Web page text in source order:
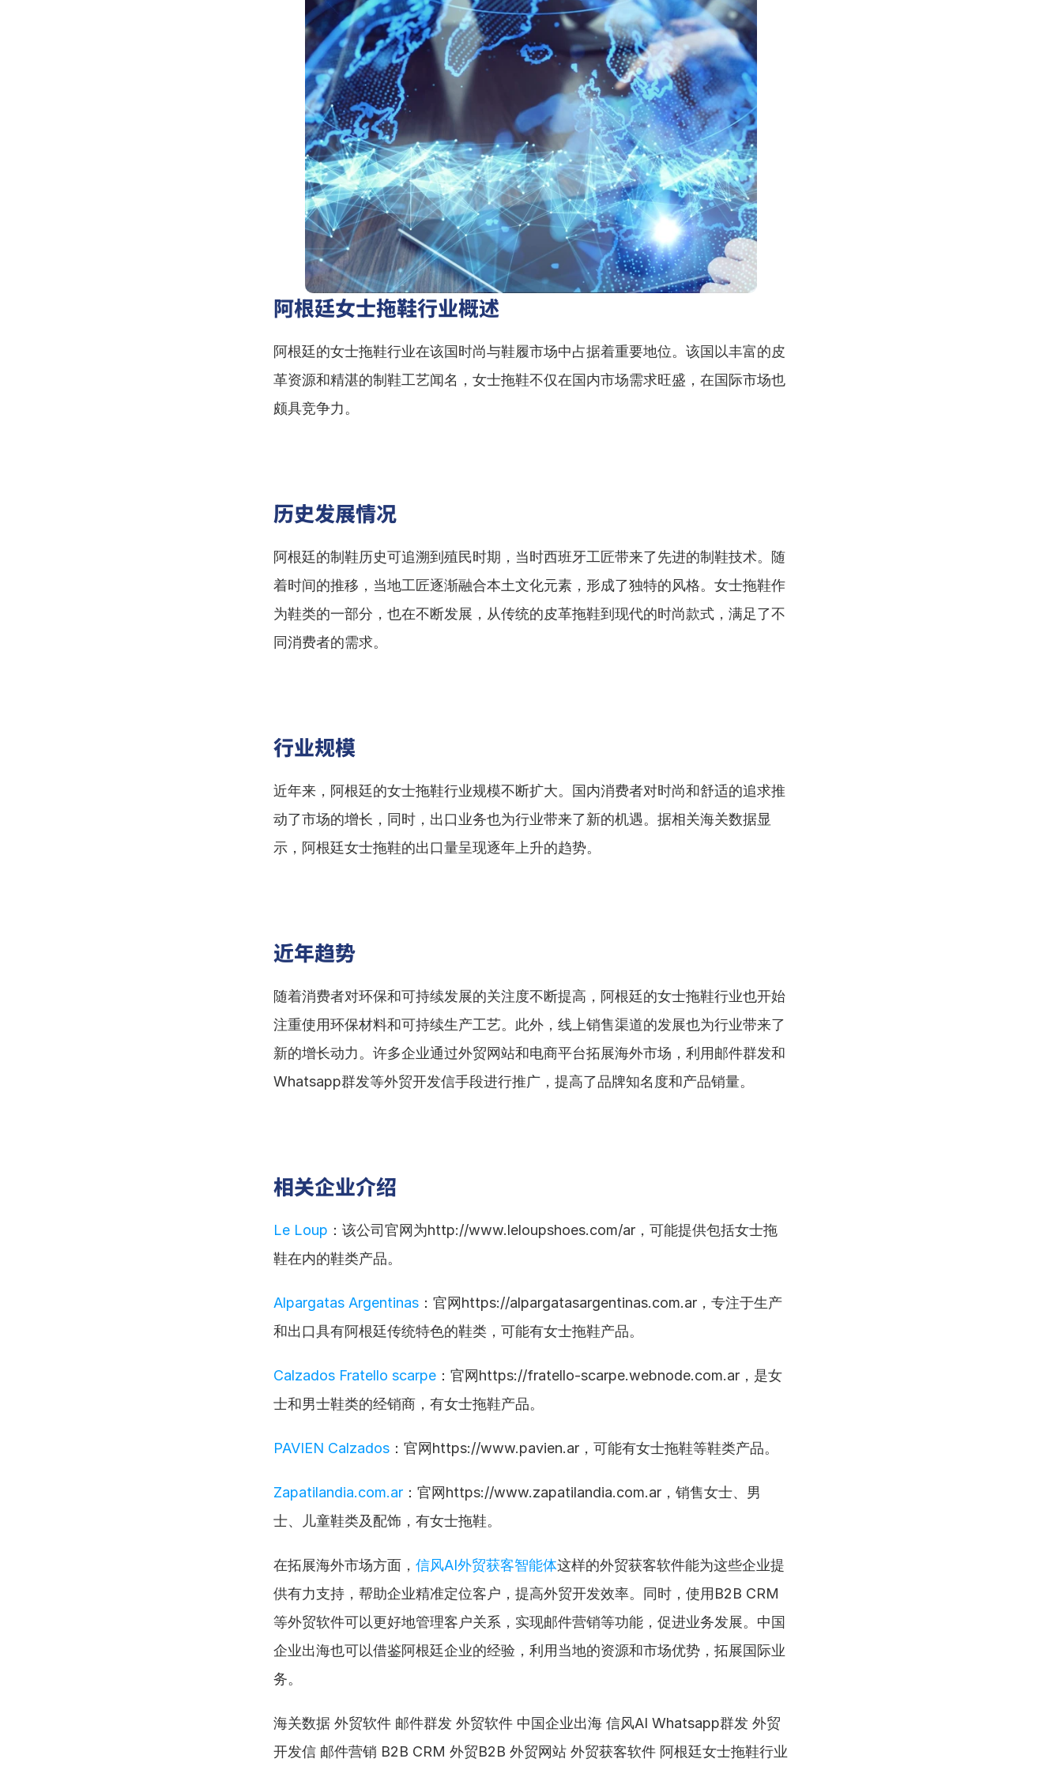
阿根廷女士拖鞋行业概述
阿根廷的女士拖鞋行业在该国时尚与鞋履市场中占据着重要地位。该国以丰富的皮
革资源和精湛的制鞋工艺闻名，女士拖鞋不仅在国内市场需求旺盛，在国际市场也
颇具竞争力。
历史发展情况
阿根廷的制鞋历史可追溯到殖民时期，当时西班牙工匠带来了先进的制鞋技术。随
着时间的推移，当地工匠逐渐融合本土文化元素，形成了独特的风格。女士拖鞋作
为鞋类的一部分，也在不断发展，从传统的皮革拖鞋到现代的时尚款式，满足了不
同消费者的需求。
行业规模
近年来，阿根廷的女士拖鞋行业规模不断扩大。国内消费者对时尚和舒适的追求推
动了市场的增长，同时，出口业务也为行业带来了新的机遇。据相关海关数据显
示，阿根廷女士拖鞋的出口量呈现逐年上升的趋势。
近年趋势
随着消费者对环保和可持续发展的关注度不断提高，阿根廷的女士拖鞋行业也开始
注重使用环保材料和可持续生产工艺。此外，线上销售渠道的发展也为行业带来了
新的增长动力。许多企业通过外贸网站和电商平台拓展海外市场，利用邮件群发和
Whatsapp群发等外贸开发信手段进行推广，提高了品牌知名度和产品销量。
相关企业介绍
Le Loup ：该公司官网为http://www.leloupshoes.com/ar，可能提供包括女士拖
鞋在内的鞋类产品。
Alpargatas Argentinas ：官网https://alpargatasargentinas.com.ar，专注于生产
和出口具有阿根廷传统特色的鞋类，可能有女士拖鞋产品。
Calzados Fratello scarpe ：官网https://fratello-scarpe.webnode.com.ar，是女
士和男士鞋类的经销商，有女士拖鞋产品。
PAVIEN Calzados ：官网https://www.pavien.ar，可能有女士拖鞋等鞋类产品。
Zapatilandia.com.ar ：官网https://www.zapatilandia.com.ar，销售女士、男
士、儿童鞋类及配饰，有女士拖鞋。
在拓展海外市场方面， 信风AI外贸获客智能体这样的外贸获客软件能为这些企业提
供有力支持，帮助企业精准定位客户，提高外贸开发效率。同时，使用B2B CRM
等外贸软件可以更好地管理客户关系，实现邮件营销等功能，促进业务发展。中国
企业出海也可以借鉴阿根廷企业的经验，利用当地的资源和市场优势，拓展国际业
务。
海关数据 外贸软件 邮件群发 外贸软件 中国企业出海 信风AI Whatsapp群发 外贸
开发信 邮件营销 B2B CRM 外贸B2B 外贸网站 外贸获客软件 阿根廷女士拖鞋行业